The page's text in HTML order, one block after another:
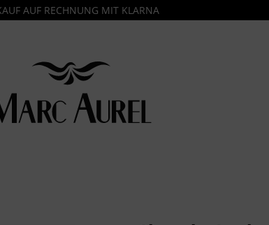
AUF RECHNUNG MIT KLARNA